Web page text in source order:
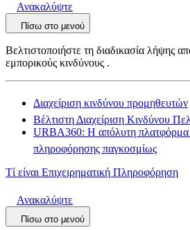
Ανακαλύψτε
Πίσω στο μενού
Βελτιστοποιήστε τη διαδικασία λήψης
εμπορικούς κινδύνους .
Διαχείριση κινδύνου προμηθευτών
Βέλτιστη Διαχείριση Κινδύνου
URBA360: Η απόλυτη πλατφόρμα
πληροφόρησης παγκοσμίως
Τί είναι Επιχειρηματική Πληροφόρηση
Ανακαλύψτε
Πίσω στο μενού